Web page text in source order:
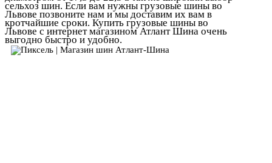
сельхоз шин. Если вам нужны грузовые шины во
Львове позвоните нам и мы доставим их вам в
кротчайшие сроки. Купить грузовые шины во
Львове с интернет магазином Атлант Шина очень
выгодно быстро и удобно.